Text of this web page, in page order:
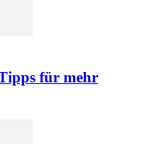
für mehr